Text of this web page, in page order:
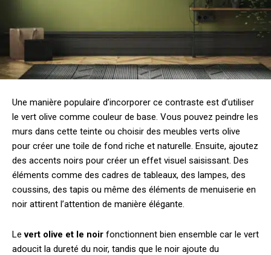
Une manière populaire d’incorporer ce contraste est d’utiliser
le vert olive comme couleur de base. Vous pouvez peindre les
murs dans cette teinte ou choisir des meubles verts olive
pour créer une toile de fond riche et naturelle. Ensuite, ajoutez
des accents noirs pour créer un effet visuel saisissant. Des
éléments comme des cadres de tableaux, des lampes, des
coussins, des tapis ou même des éléments de menuiserie en
noir attirent l’attention de manière élégante.
Levert olive et le noir fonctionnent bien ensemble car le vert
adoucit la dureté du noir, tandis que le noir ajoute du